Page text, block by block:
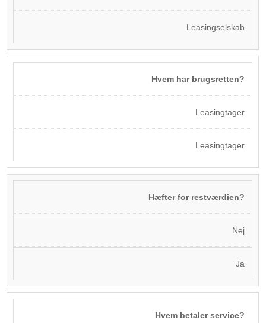
Leasingselskab
Hvem har brugsretten?
Leasingtager
Leasingtager
Hæfter for restværdien?
Nej
Ja
Hvem betaler service?